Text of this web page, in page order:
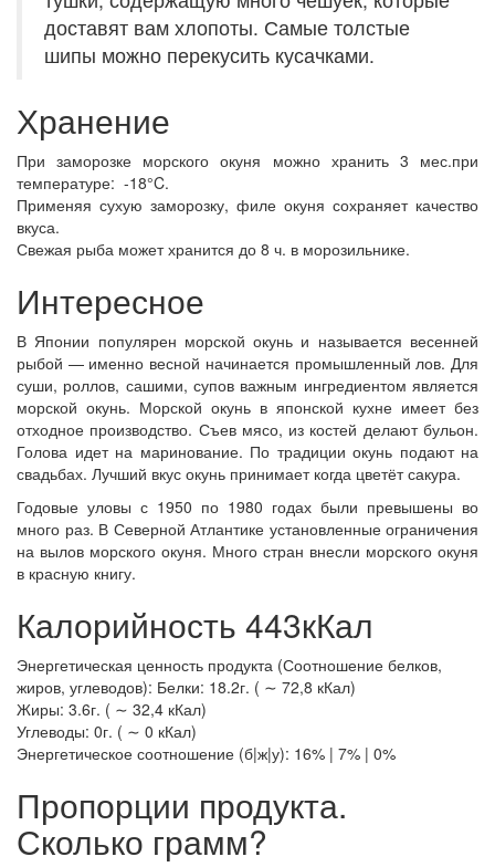
доставят вам хлопоты. Самые толстые
шипы можно перекусить кусачками.
Хранение
При заморозке морского окуня можно хранить 3 мес.при
температуре: -18°C.
Применяя сухую заморозку, филе окуня сохраняет качество
вкуса.
Свежая рыба может хранится до 8 ч. в морозильнике.
Интересное
В Японии популярен морской окунь и называется весенней
рыбой — именно весной начинается промышленный лов. Для
суши, роллов, сашими, супов важным ингредиентом является
морской окунь. Морской окунь в японской кухне имеет без
отходное производство. Съев мясо, из костей делают бульон.
Голова идет на маринование. По традиции окунь подают на
свадьбах. Лучший вкус окунь принимает когда цветёт сакура.
Годовые уловы с 1950 по 1980 годах были превышены во
много раз. В Северной Атлантике установленные ограничения
на вылов морского окуня. Много стран внесли морского окуня
в красную книгу.
Калорийность 443кКал
Энергетическая ценность продукта (Соотношение белков,
жиров, углеводов): Белки: 18.2г. ( ∼ 72,8 кКал)
Жиры: 3.6г. ( ∼ 32,4 кКал)
Углеводы: 0г. ( ∼ 0 кКал)
Энергетическое соотношение (б|ж|у): 16% | 7% | 0%
Пропорции продукта.
Сколько грамм?